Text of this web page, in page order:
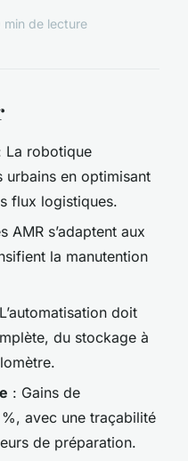
min de lecture
La robotique
urbains en optimisant
flux logistiques.
AMR s’adaptent aux
la manutention
doit
du stockage à
: Gains de
avec une traçabilité
de préparation.